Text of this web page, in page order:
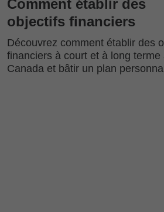
Comment établir des
objectifs financiers
Découvrez comment établir des
financiers à court et à long terme
Canada et bâtir un plan